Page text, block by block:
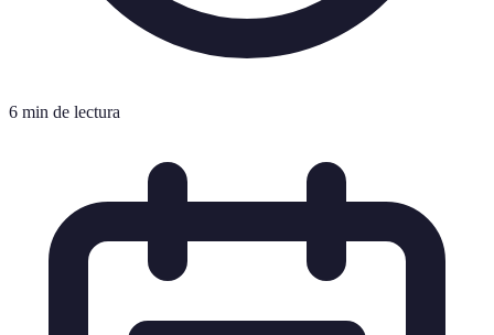
6 min de lectura